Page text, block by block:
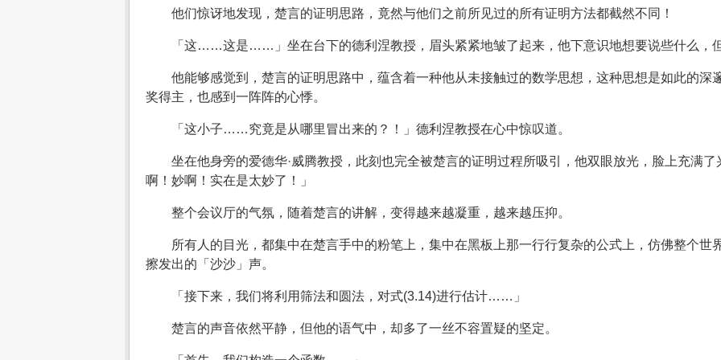
他们惊讶地发现，楚言的证明思路，竟然与他们之前所见过的所有证明方法都截然不同！
「这……这是……」坐在台下的德利涅教授，眉头紧紧地皱了起来，他下意识地想要说些什么，
他能够感觉到，楚言的证明思路中，蕴含着一种他从未接触过的数学思想，这种思想是如此的深
奖得主，也感到一阵阵的心悸。
「这小子……究竟是从哪里冒出来的？！」德利涅教授在心中惊叹道。
坐在他身旁的爱德华·威腾教授，此刻也完全被楚言的证明过程所吸引，他双眼放光，脸上充满
啊！妙啊！实在是太妙了！」
整个会议厅的气氛，随着楚言的讲解，变得越来越凝重，越来越压抑。
所有人的目光，都集中在楚言手中的粉笔上，集中在黑板上那一行行复杂的公式上，仿佛整个世
擦发出的「沙沙」声。
「接下来，我们将利用筛法和圆法，对式(3.14)进行估计……」
楚言的声音依然平静，但他的语气中，却多了一丝不容置疑的坚定。